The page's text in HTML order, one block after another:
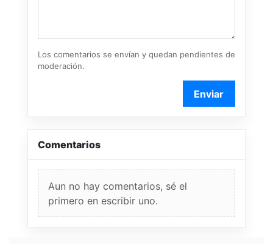
Los comentarios se envían y quedan pendientes de
moderación.
Enviar
Comentarios
Aun no hay comentarios, sé el
primero en escribir uno.